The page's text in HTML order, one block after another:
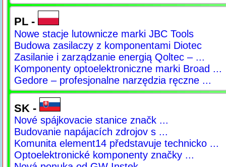
PL -
Nowe stacje lutownicze marki JBC Tools
Budowa zasilaczy z komponentami Diotec
Zasilanie i zarządzanie energią Qoltec – ...
Komponenty optoelektroniczne marki Broad ...
Gedore – profesjonalne narzędzia ręczne ...
SK -
Nové spájkovacie stanice značk ...
Budovanie napájacích zdrojov s ...
Komunita element14 představuje technicko ...
Optoelektronické komponenty značky ...